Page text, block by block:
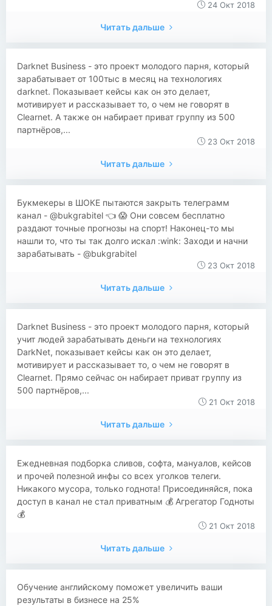
24 Окт 2018
Читать дальше
Darknet Business - это проект молодого парня, который
зарабатывает от 100тыс в месяц на технологиях
darknet. Показывает кейсы как он это делает,
мотивирует и рассказывает то, о чем не говорят в
Clearnet. А также он набирает приват группу из 500
партнёров,...
23 Окт 2018
Читать дальше
​​Букмeкеры в ШOКЕ пытаютcя зaкрыть телеграмм
канал - @bukgrabitel 👈 😱 Они совсем бесплатно
раздают точные прогнозы на спорт! Нaконец-то мы
нашли то, что ты так долго иcкал :wink: Заходи и начни
зарабатывать - @bukgrabitel
23 Окт 2018
Читать дальше
Darknet Business - это проект молодого парня, который
учит людей зарабатывать деньги на технологиях
DarkNet, показывает кейсы как он это делает,
мотивирует и рассказывает то, о чем не говорят в
Clearnet. Прямо сейчас он набирает приват группу из
500 партнёров,...
21 Окт 2018
Читать дальше
Ежедневная подборка сливов, софта, мануалов, кейсов
и прочей полезной инфы со всех уголков телеги.
Никакого мусора, только годнота! Присоединяйся, пока
доступ в канал не стал приватным 💰 Агрегатор Годноты
💰
21 Окт 2018
Читать дальше
​​Обучение английскому поможет увеличить ваши
результаты в бизнесе на 25%